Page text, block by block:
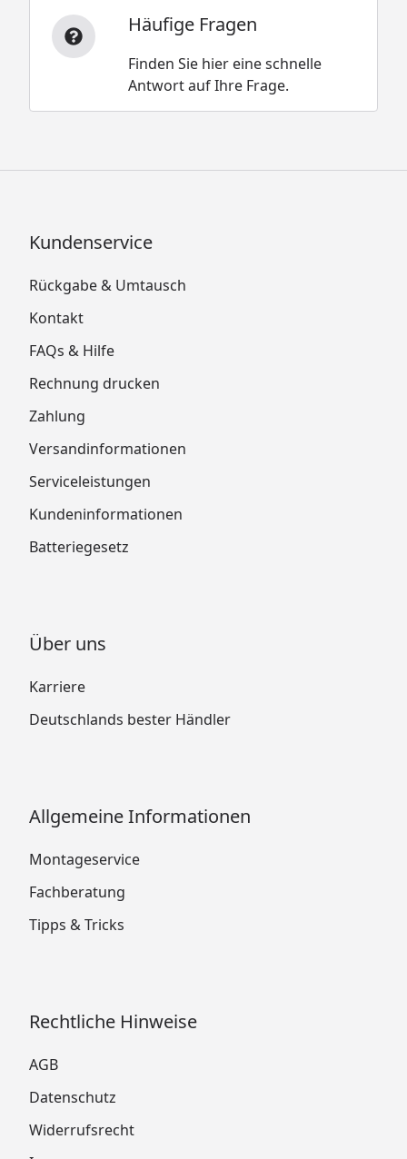
Häufige Fragen
Finden Sie hier eine schnelle
Antwort auf Ihre Frage.
Kundenservice
Rückgabe & Umtausch
Kontakt
FAQs & Hilfe
Rechnung drucken
Zahlung
Versandinformationen
Serviceleistungen
Kundeninformationen
Batteriegesetz
Über uns
Karriere
Deutschlands bester Händler
Allgemeine Informationen
Montageservice
Fachberatung
Tipps & Tricks
Rechtliche Hinweise
AGB
Datenschutz
Widerrufsrecht